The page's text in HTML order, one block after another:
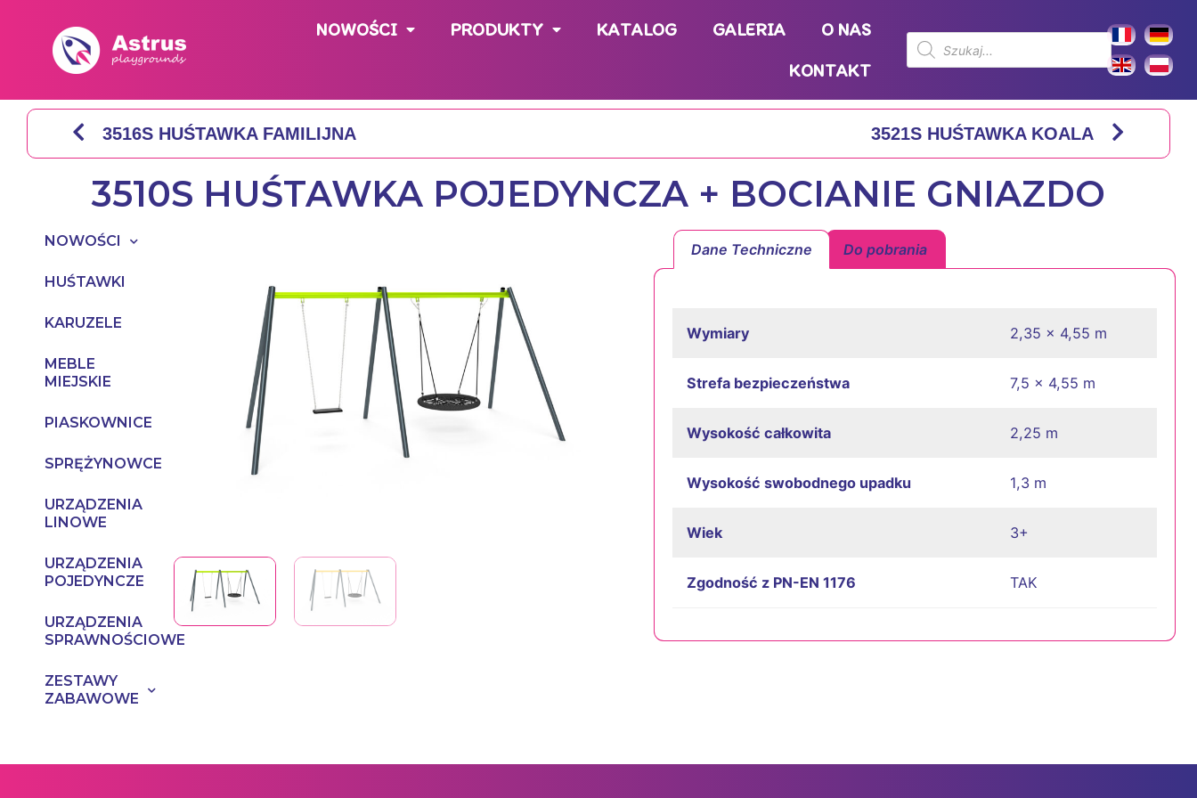
NOWOŚCI PRODUKTY KATALOG GALERIA
O NAS
KONTAKT
3516S HUŚTAWKA FAMILIJNA 3521S HUŚTAWKA KOALA
3510S HUŚTAWKA POJEDYNCZA + BOCIANIE GNIAZDO
NOWOŚCI
HUŚTAWKI
KARUZELE
MEBLE
MIEJSKIE
PIASKOWNICE
SPRĘŻYNOWCE
URZĄDZENIA
LINOWE
URZĄDZENIA
POJEDYNCZE
URZĄDZENIA
SPRAWNOŚCIOWE
ZESTAWY
ZABAWOWE
Dane Techniczne Do pobrania
Wymiary 2,35 x 4,55 m
Strefa bezpieczeństwa 7,5 x 4,55 m
Wysokość całkowita 2,25 m
Wysokość swobodnego upadku 1,3 m
Wiek 3+
Zgodność z PN-EN 1176 TAK